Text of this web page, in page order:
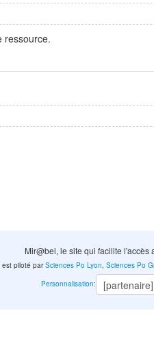
ressource.
Mir@bel, le site qui facilite l'accès
est piloté parSciences Po Lyon,Sciences Po
Personnalisation: